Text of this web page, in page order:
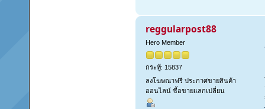
reggularpost88
Hero Member
กระทู้: 15837
ลงโฆษณาฟรี ประกาศขายสินค้า
ออนไลน์ ซื้อขายแลกเปลี่ยน